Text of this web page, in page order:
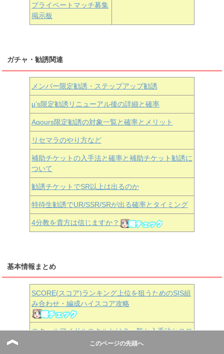
プライベートマッチ募集
掲示板
ガチャ・勧誘関連
メンバー限定勧誘・ステップアップ勧誘
μ’s限定勧誘リニューアル後の詳細と確率
Aqours限定勧誘の対象一覧と確率とメリット
リセマラのやり方など
補助チケットの入手法と確率と補助チケット勧誘に
ついて
勧誘チケットでSR以上は出るのか
特待生勧誘でUR/SSR/SRが出る確率とタイミング
4分教を貴方は信じますか？
基本情報まとめ
SCORE(スコア)ランキング上位を狙うためのSIS組
み合わせ・編成ハイスコア攻略
スクールアイドルスキルとは？一覧と入手法とスロ
ット上限解放のやり方このページの先頭へ